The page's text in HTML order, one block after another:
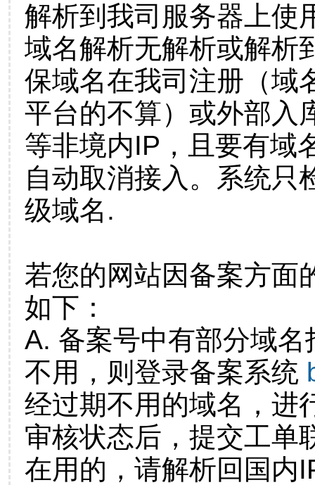
解析到我司服务器上使
域名解析无解析或解析
保域名在我司注册（域
平台的不算）或外部入
等非境内IP，且要有域
自动取消接入。系统只
级域名.
若您的网站因备案方面
如下：
A. 备案号中有部分域
不用，则登录备案系统
经过期不用的域名，进
审核状态后，提交工单
在用的，请解析回国内